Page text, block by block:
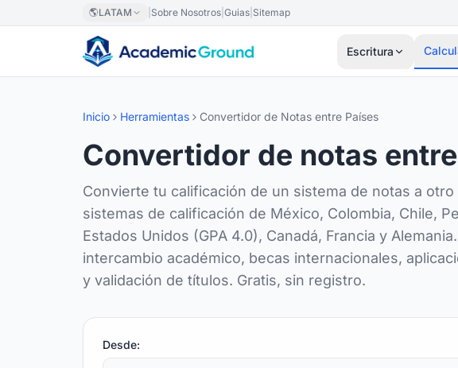
Saltar al contenido principal
🌎LATAM Sobre Nosotros Guias Sitemap
Escritura
Inicio Herramientas Convertidor de Notas entre Países
Convertidor de notas
Convierte tu calificación de un sistema de notas a
sistemas de calificación de México, Colombia, Chile,
Estados Unidos (GPA 4.0), Canadá, Francia y
intercambio académico, becas internacionales,
y validación de títulos. Gratis, sin registro.
Desde: